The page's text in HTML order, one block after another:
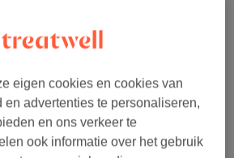
Laat zien op de kaart
eigen cookies en cookies van
en advertenties te personaliseren,
en ons verkeer te
ook informatie over het gebruik